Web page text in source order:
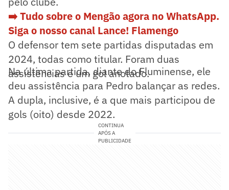
➡️ Tudo sobre o Mengão agora no WhatsApp.
Siga o nosso canal Lance! Flamengo
O defensor tem sete partidas disputadas em
2024, todas como titular. Foram duas
assistências e um gol anotado.
Na última partida, diante do Fluminense, ele
deu assistência para Pedro balançar as redes.
A dupla, inclusive, é a que mais participou de
gols (oito) desde 2022.
CONTINUA
APÓS A
PUBLICIDADE